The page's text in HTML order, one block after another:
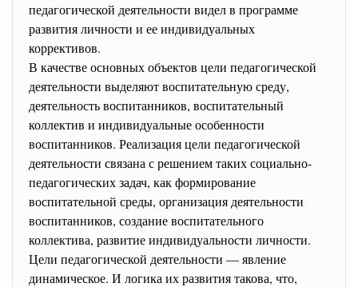
педагогической деятельности видел в программе
развития личности и ее индивидуальных
коррективов.
В качестве основных объектов цели педагогической
деятельности выделяют воспитательную среду,
деятельность воспитанников, воспитательный
коллектив и индивидуальные особенности
воспитанников. Реализация цели педагогической
деятельности связана с решением таких социально-
педагогических задач, как формирование
воспитательной среды, организация деятельности
воспитанников, создание воспитательного
коллектива, развитие индивидуальности личности.
Цели педагогической деятельности — явление
динамическое. И логика их развития такова, что,